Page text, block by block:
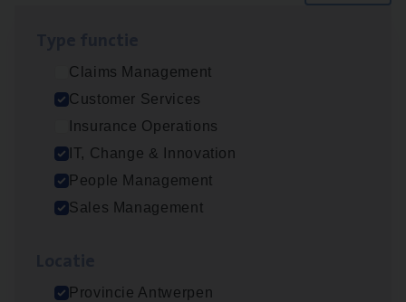
Claims Management
Customer Services
Insurance Operations
IT, Change & Innovation
People Management
Sales Management
Provincie Antwerpen
(Agi­le)ITPro­ject Manager
IT, Change & Innovation
Antwerpen
Busi­ness Mana­ger Mari­ne Cargo